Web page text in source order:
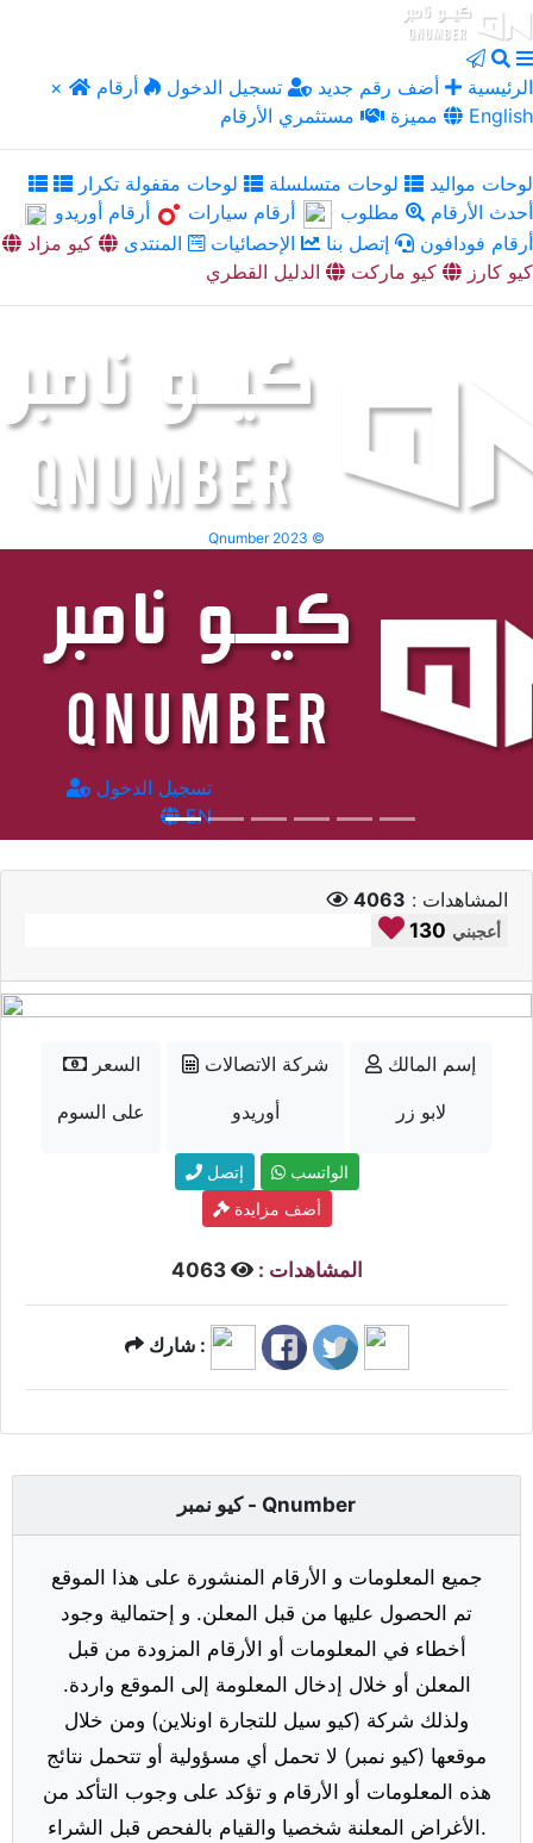
× الرئيسية أضف رقم جديد تسجيل الدخول
أرقام
مميزة
مستثمري الأرقام English
لوحات مواليد لوحات متسلسلة
لوحات مقفولة تكرار
أحدث الأرقام
مطلوب أرقام سيارات
أرقام أوريدو
أرقام فودافون
إتصل بنا الإحصائيات المنتدى
كيو مزاد
كيو كارز
كيو ماركت الدليل القطري
Qnumber 2023 ©
تسجيل الدخول
EN
المشاهدات : 4063
130 أعجبني
السعر
على السوم
شركة الاتصالات
أوريدو
إسم المالك
لابو زر
إتصل
الواتسب
أضف مزايدة
المشاهدات : 4063
شارك :
كيو نمبر - Qnumber
جميع المعلومات و الأرقام المنشورة على هذا الموقع
تم الحصول عليها من قبل المعلن. و إحتمالية وجود
أخطاء في المعلومات أو الأرقام المزودة من قبل
المعلن أو خلال إدخال المعلومة إلى الموقع واردة.
ولذلك شركة (كيو سيل للتجارة اونلاين) ومن خلال
موقعها (كيو نمبر) لا تحمل أي مسؤولية أو تتحمل نتائج
هذه المعلومات أو الأرقام و تؤكد على وجوب التأكد من
الأغراض المعلنة شخصيا والقيام بالفحص قبل الشراء.